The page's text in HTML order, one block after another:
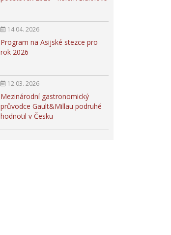
14.04. 2026
Program na Asijské stezce pro
rok 2026
12.03. 2026
Mezinárodní gastronomický
průvodce Gault&Millau podruhé
hodnotil v Česku